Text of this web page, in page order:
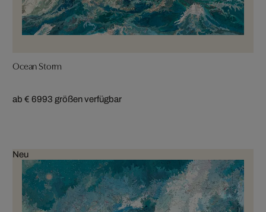
Ocean Storm
ab € 6993 größen verfügbar
Neu